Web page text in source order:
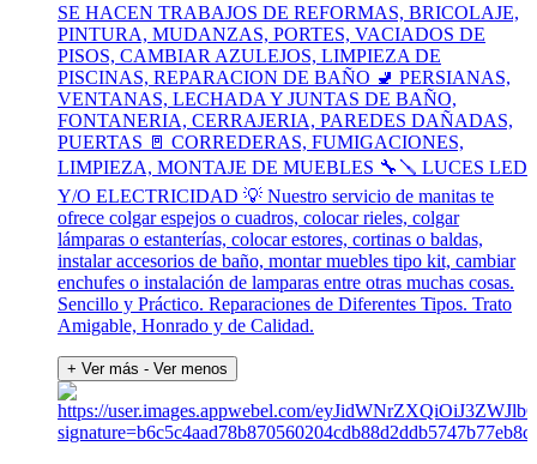
SE HACEN TRABAJOS DE REFORMAS, BRICOLAJE,
PINTURA, MUDANZAS, PORTES, VACIADOS DE
PISOS, CAMBIAR AZULEJOS, LIMPIEZA DE
PISCINAS, REPARACION DE BAÑO 🚽 PERSIANAS,
VENTANAS, LECHADA Y JUNTAS DE BAÑO,
FONTANERIA, CERRAJERIA, PAREDES DAÑADAS,
PUERTAS 🚪 CORREDERAS, FUMIGACIONES,
LIMPIEZA, MONTAJE DE MUEBLES 🔧🪛 LUCES LED
Y/O ELECTRICIDAD 💡 Nuestro servicio de manitas te
ofrece colgar espejos o cuadros, colocar rieles, colgar
lámparas o estanterías, colocar estores, cortinas o baldas,
instalar accesorios de baño, montar muebles tipo kit, cambiar
enchufes o instalación de lamparas entre otras muchas cosas.
Sencillo y Práctico. Reparaciones de Diferentes Tipos. Trato
Amigable, Honrado y de Calidad.
+ Ver más - Ver menos